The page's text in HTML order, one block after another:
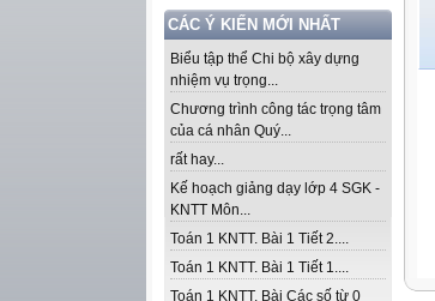
CÁC Ý KIẾN MỚI NHẤT
Biểu tập thể Chi bộ xây dựng
nhiệm vụ trọng...
Chương trình công tác trọng tâm
của cá nhân Quý...
rất hay...
Kế hoạch giảng dạy lớp 4 SGK -
KNTT Môn...
Toán 1 KNTT. Bài 1 Tiết 2....
Toán 1 KNTT. Bài 1 Tiết 1....
Toán 1 KNTT. Bài Các số từ 0